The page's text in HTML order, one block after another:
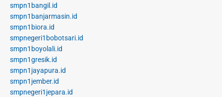
smpn1bangil.id
smpn1banjarmasin.id
smpn1biora.id
smpnegeri1bobotsari.id
smpn1boyolali.id
smpn1gresik.id
smpn1jayapura.id
smpn1jember.id
smpnegeri1jepara.id